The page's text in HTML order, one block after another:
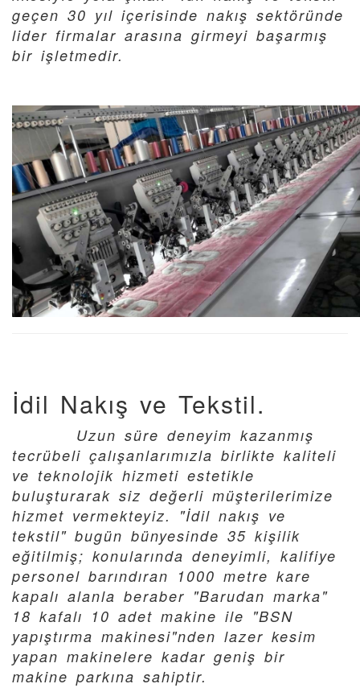
geçen 30 yıl içerisinde nakış sektöründe
lider firmalar arasına girmeyi başarmış
bir işletmedir.
İdil Nakış ve Tekstil.
Uzun süre deneyim kazanmış
tecrübeli çalışanlarımızla birlikte kaliteli
ve teknolojik hizmeti estetikle
buluşturarak siz değerli müşterilerimize
hizmet vermekteyiz. "İdil nakış ve
tekstil" bugün bünyesinde 35 kişilik
eğitilmiş; konularında deneyimli, kalifiye
personel barındıran 1000 metre kare
kapalı alanla beraber "Barudan marka"
18 kafalı 10 adet makine ile "BSN
yapıştırma makinesi"nden lazer kesim
yapan makinelere kadar geniş bir
makine parkına sahiptir.